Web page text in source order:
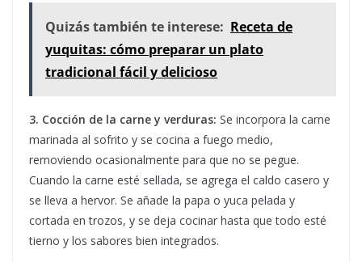
Quizás también te interese: Receta de
yuquitas: cómo preparar un plato
tradicional fácil y delicioso
3. Cocción de la carne y verduras: Se incorpora la carne
marinada al sofrito y se cocina a fuego medio,
removiendo ocasionalmente para que no se pegue.
Cuando la carne esté sellada, se agrega el caldo casero y
se lleva a hervor. Se añade la papa o yuca pelada y
cortada en trozos, y se deja cocinar hasta que todo esté
tierno y los sabores bien integrados.